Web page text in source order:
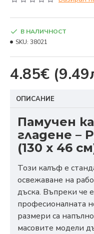
4.85€
В НАЛИЧНОСТ
SKU: 38021
ОПИСАНИЕ
Памучен
гладене –
(130 x 46
Този калъф е
освежаване на
дъска. Въпреки че
професионалната
размери са
масовите модели